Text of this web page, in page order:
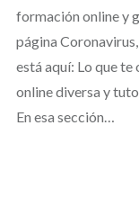
formación online y
página
está aquí: Lo que
online diversa y
En esa sección…